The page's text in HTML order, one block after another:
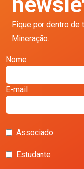
Fique por dentro de
Mineração.
Nome
E-mail
Associado
Estudante